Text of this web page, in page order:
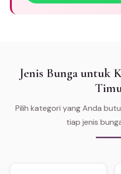
Jenis Bunga untuk
Pilih kategori yang Anda
tiap jenis